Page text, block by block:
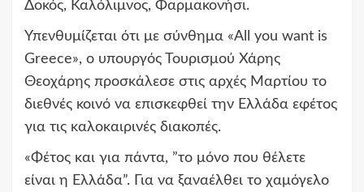
Δοκός, Καλόλιμνος, Φαρμακονήσι.
Υπενθυμίζεται ότι με σύνθημα «All you want is
Greece», ο υπουργός Τουρισμού Χάρης
Θεοχάρης προσκάλεσε στις αρχές Μαρτίου το
διεθνές κοινό να επισκεφθεί την Ελλάδα εφέτος
για τις καλοκαιρινές διακοπές.
«Φέτος και για πάντα, ”το μόνο που θέλετε
είναι η Ελλάδα”. Για να ξαναέλθει το χαμόγελο